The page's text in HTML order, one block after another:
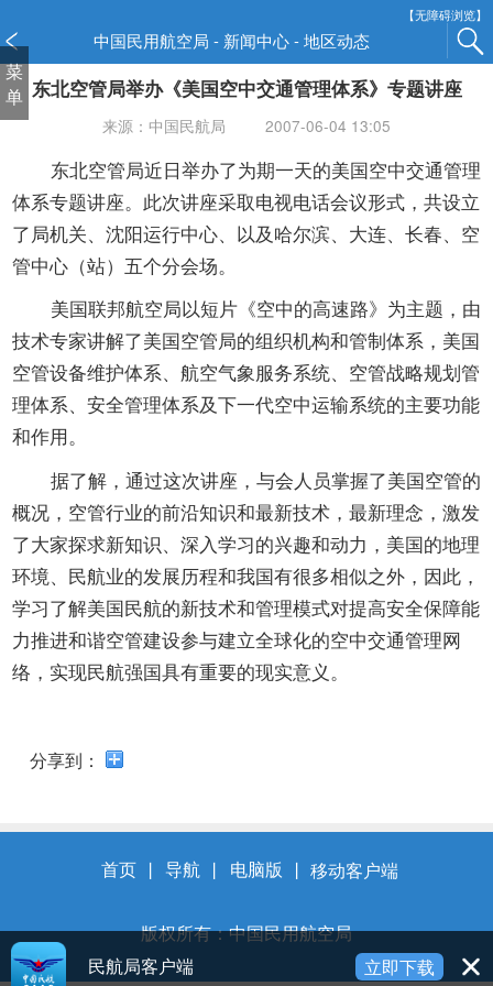
【无障碍浏览】
中国民用航空局 - 新闻中心 - 地区动态
菜
单 东北空管局举办《美国空中交通管理体系》专题讲座
来源：中国民航局 2007-06-04 13:05
东北空管局近日举办了为期一天的美国空中交通管理
体系专题讲座。此次讲座采取电视电话会议形式，共设立
了局机关、沈阳运行中心、以及哈尔滨、大连、长春、空
管中心（站）五个分会场。
美国联邦航空局以短片《空中的高速路》为主题，由
技术专家讲解了美国空管局的组织机构和管制体系，美国
空管设备维护体系、航空气象服务系统、空管战略规划管
理体系、安全管理体系及下一代空中运输系统的主要功能
和作用。
据了解，通过这次讲座，与会人员掌握了美国空管的
概况，空管行业的前沿知识和最新技术，最新理念，激发
了大家探求新知识、深入学习的兴趣和动力，美国的地理
环境、民航业的发展历程和我国有很多相似之外，因此，
学习了解美国民航的新技术和管理模式对提高安全保障能
力推进和谐空管建设参与建立全球化的空中交通管理网
络，实现民航强国具有重要的现实意义。
分享到：
首页 丨 导航 丨 电脑版 丨 移动客户端
版权所有：中国民用航空局
民航局客户端
立即下载
窗
口
打
开
碍
说
页
Alt
加
波
浪
键
导
盲
模
式